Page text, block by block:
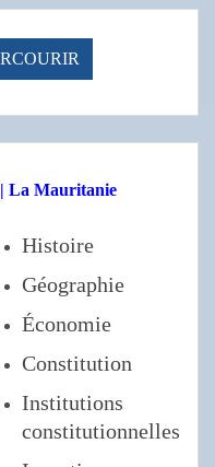
| La Mauritanie
Histoire
Géographie
Économie
Constitution
Institutions
constitutionnelles